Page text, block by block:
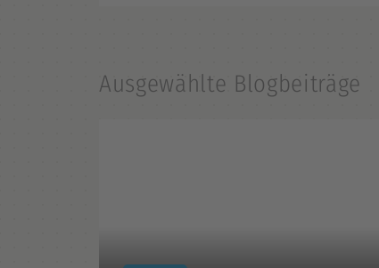
Ausgewählte Blogbeiträge